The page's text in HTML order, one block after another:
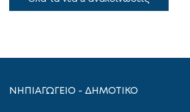
ΝΗΠΙΑΓΩΓΕΙΟ - ΔΗΜΟΤΙΚΟ